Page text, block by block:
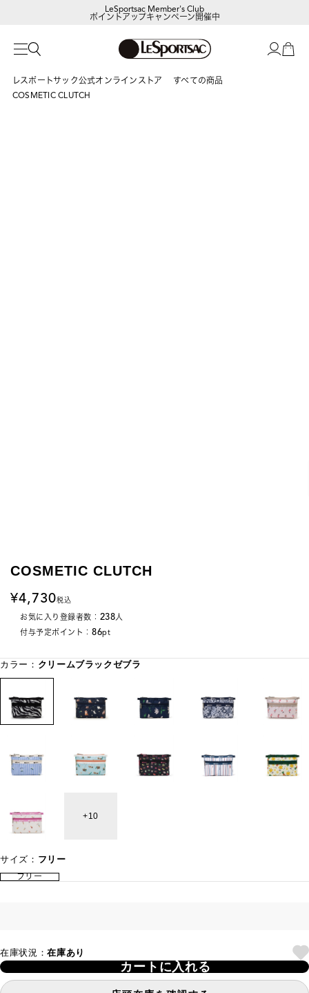
LeSportsac Member's Club
ポイントアップキャンペーン開催中
レスポートサック公式オンラインストア
すべての商品
COSMETIC CLUTCH
COSMETIC CLUTCH
4,730税込
お気に入り登録者数： 238人
付与予定ポイント： 86pt
カラー： クリームブラックゼブラ
10
サイズ： フリー
フリー
在庫状況：在庫あり
カートに入れる